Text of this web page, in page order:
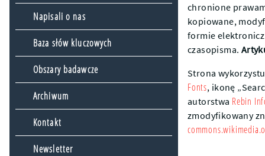
Napisali o nas
Baza słów kluczowych
Obszary badawcze
Archiwum
Kontakt
Newsletter
chronione
kopiowane,
formie
czasopisma.
Strona
Fonts, ikonę
autorstwa Rebin
zmodyfikowany